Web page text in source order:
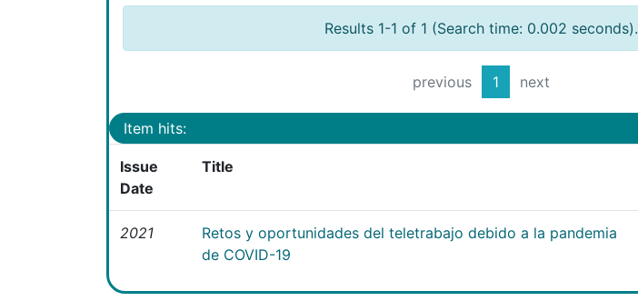
Results 1-1 of 1 (Search time: 0.002 seconds).
previous 1 next
Item hits:
Issue
Date
Title
2021
Retos y oportunidades del teletrabajo debido a la pandemia
de COVID-19